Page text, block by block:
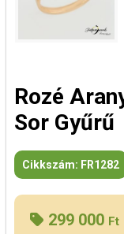
Rozé
Sor Gyűrű
Cikkszám: FR1282
299 000 Ft